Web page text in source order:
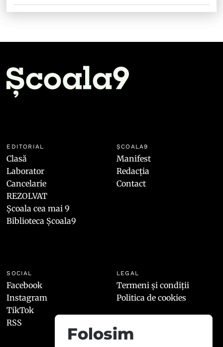
EDITORIAL
Clasă
Laborator
Cancelarie
REZOLVAT
Școala cea mai 9
Biblioteca Școala9
ȘCOALA9
Manifest
Redacția
Contact
SOCIAL
Facebook
Instagram
TikTok
RSS
LEGAL
Termeni și condiții
Politica de cookies
Folosim